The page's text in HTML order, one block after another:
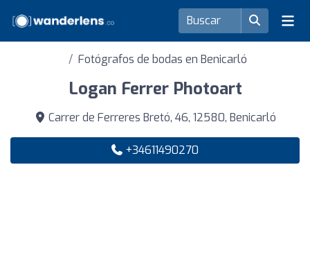
Fotógrafos de bodas en Benicarló
Logan Ferrer Photoart
Carrer de Ferreres Bretó, 46, 12580, Benicarló
+34611490270